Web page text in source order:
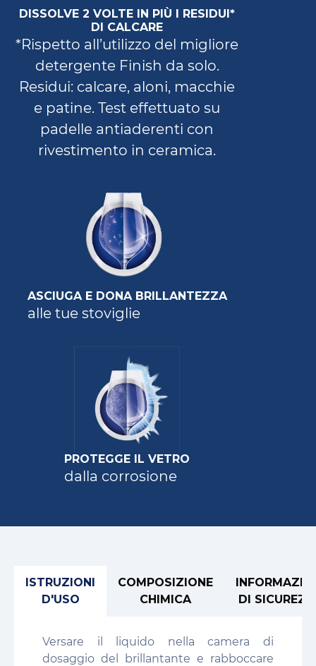
DISSOLVE 2 VOLTE IN PIÙ I RESIDUI*
DI CALCARE
*Rispetto all’utilizzo del migliore
detergente Finish da solo.
Residui: calcare, aloni, macchie
e patine. Test effettuato su
padelle antiaderenti con
rivestimento in ceramica.
ASCIUGA E DONA BRILLANTEZZA
alle tue stoviglie
PROTEGGE IL VETRO
dalla corrosione
ISTRUZIONI
D'USO
COMPOSIZIONE
CHIMICA
DI
Versare il liquido nella camera di
dosaggio del brillantante e rabboccare